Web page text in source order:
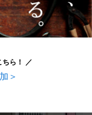
ちら！ ／
＞